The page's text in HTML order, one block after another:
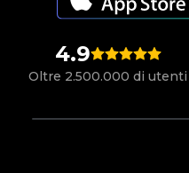
4.9
Oltre 2.500.000 di utenti